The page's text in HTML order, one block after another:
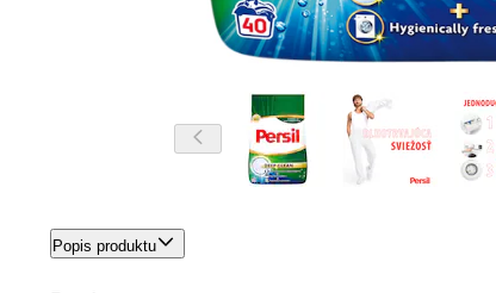
Popis produktu